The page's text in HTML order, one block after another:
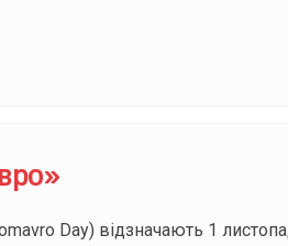
Day) відзначають 1